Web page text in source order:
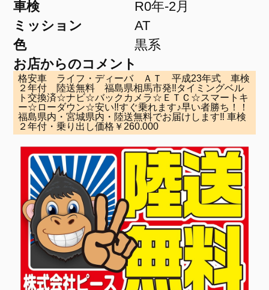
車検
R0年-2月
ミッション
AT
色
黒系
お店からのコメント
格安車 ライフ・ディーバ ＡＴ 平成23年式 車検
２年付 陸送無料 福島県相馬市発‼タイミングベル
ト交換済☆ナビ☆バックカメラ☆ＥＴＣ☆スマートキ
ー☆ローダウン☆安い‼すぐ乗れます♪早い者勝ち！！
福島県内・宮城県内・陸送無料でお届けします‼ 車検
２年付・乗り出し価格￥260.000